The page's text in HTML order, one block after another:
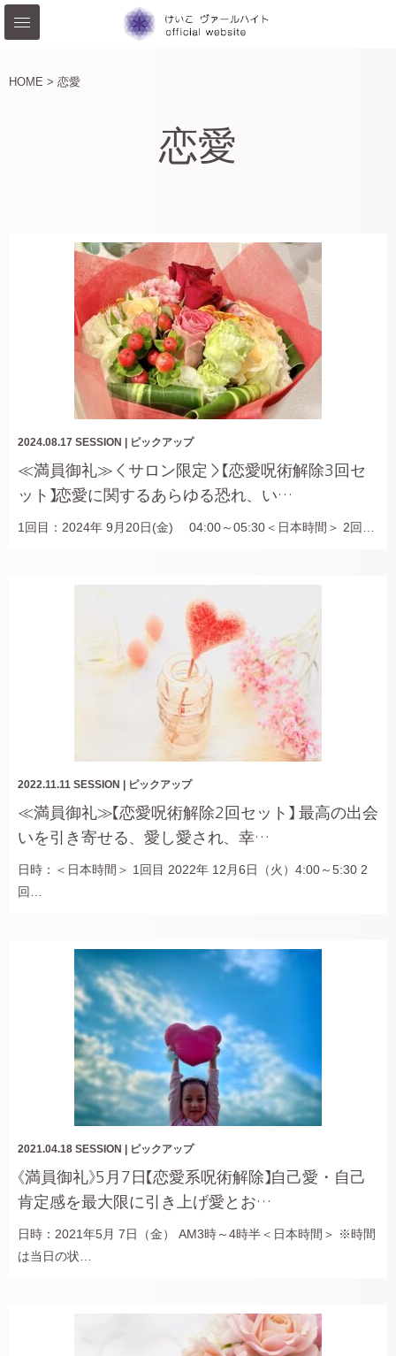
HOME > 恋愛
恋愛
2024.08.17 SESSION ピックアップ
≪満員御礼≫＜サロン限定＞【恋愛呪術解除3回セ
ット】恋愛に関するあらゆる恐れ、い…
1回目：2024年 9月20日(金) 04:00～05:30＜日本時間＞ 2回…
2022.11.11 SESSION ピックアップ
≪満員御礼≫【恋愛呪術解除2回セット】 最高の出会
いを引き寄せる、愛し愛され、幸…
日時：＜日本時間＞ 1回目 2022年 12月6日（火）4:00～5:30 2
回…
2021.04.18 SESSION ピックアップ
《満員御礼》5月7日【恋愛系呪術解除】自己愛・自己
肯定感を最大限に引き上げ愛とお…
日時：2021年5月 7日（金） AM3時～4時半＜日本時間＞ ※時間
は当日の状…